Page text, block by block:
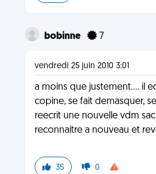
bobinne 7
vendredi 25 juin 2010 3:01
a moins que justement.... il
copine, se fait demasquer,
reecrit une nouvelle vdm
reconnaitre a nouveau et
35 0